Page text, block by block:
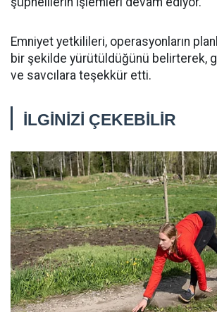
Emniyet yetkilileri, operasyonların
bir şekilde yürütüldüğünü belirterek,
ve savcılara teşekkür etti.